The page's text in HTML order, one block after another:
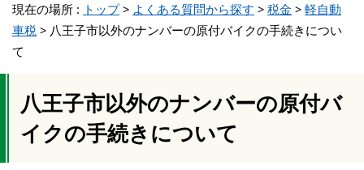
現在の場所 : トップ> よくある質問から探す > 税金 > 軽自動
車税 > 八王子市以外のナンバーの原付バイクの手続きについ
て
八王子市以外のナンバーの原付バ
イクの手続きについて